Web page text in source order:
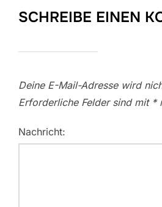
SCHREIBE EINEN
Deine E-Mail-Adresse wird
Erforderliche Felder sind mit *
Nachricht: